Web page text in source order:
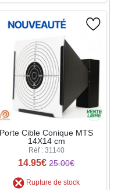
Porte Cible Conique MTS
14X14 cm
Réf : 31140
14.95€ 25.00€
Rupture de stock